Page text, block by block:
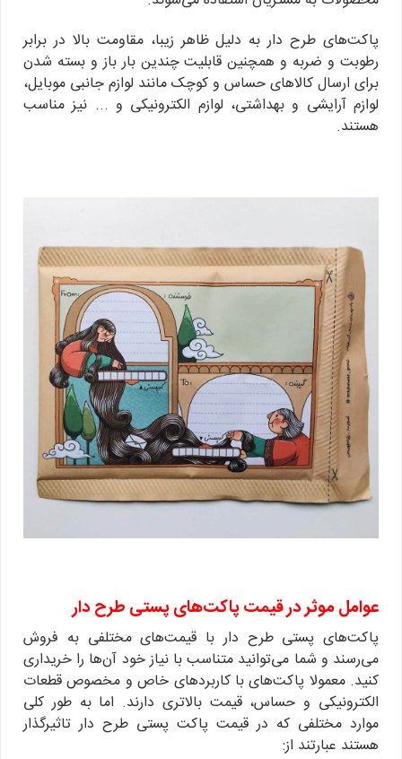
پاکت‌های طرح دار به دلیل ظاهر زیبا، مقاومت بالا در برابر
رطوبت و ضربه و همچنین قابلیت چندین بار باز و بسته شدن
برای ارسال کالاهای حساس و کوچک مانند لوازم جانبی موبایل،
لوازم آرایشی و بهداشتی، لوازم الکترونیکی و ... نیز مناسب
هستند.
عوامل موثر در قیمت پاکت‌های پستی طرح دار
پاکت‌های پستی طرح دار با قیمت‌های مختلفی به فروش
می‌رسند و شما می‌توانید متناسب با نیاز خود آن‌ها را خریداری
کنید. معمولا پاکت‌های با کاربرد‌های خاص و مخصوص قطعات
الکترونیکی و حساس، قیمت بالاتری دارند. اما به طور کلی
موارد مختلفی که در قیمت پاکت پستی طرح دار تاثیر‌گذار
هستند عبارتند از: